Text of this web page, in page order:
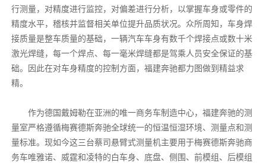
行测量，对精度进行监控，对偏差进行分析，以掌握车身或零件的
精度水平，稽核并监督相关单位提升品质状况。众所周知，车身焊
接质量是整车质量的基础，一辆汽车车身有数千个焊接点或数十米
激光焊缝，每一个焊点、每一毫米焊缝都是驾乘人员安全保证的基
础。因此在对车身精度的控制方面，福建奔驰都力图做到精益求
精。
作为德国戴姆勒在亚洲的唯一商务车制造中心，福建奔驰的测
量室严格遵循梅赛德斯奔驰全球统一的恒温恒湿环境、测量点和测
量标准。现如今这三台蔡司悬臂式测量机主要用于梅赛德斯奔驰商
务车唯雅诺、威霆和凌特的白车身、底盘、侧围、前模组、后模组